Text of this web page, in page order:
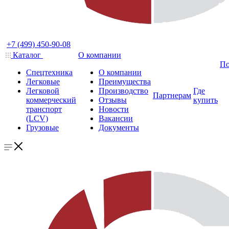
+7 (499) 450-90-08
Каталог
Спецтехника
Легковые
Легковой
коммерческий
транспорт
(LCV)
Грузовые
О компании
О компании
Преимущества
Производство
Отзывы
Новости
Вакансии
Документы
Партнерам
Где
купить